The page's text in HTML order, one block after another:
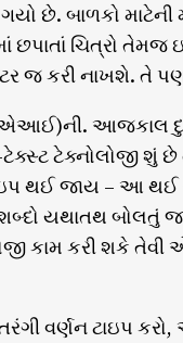
છે. બાળકો
ચિત્રો
જ કરી નાખશે. તે
આજકાલ
ટેક્સ્ટ
થઈ જાય – આ થઈ
યથાતથ બોલતું
કામ કરી શકે
વર્ણન ટાઇપ